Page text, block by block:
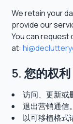
We retain your
provide our
You can request
at:
5. 您的权利
访问、更新或
退出营销通信。
以可移植格式